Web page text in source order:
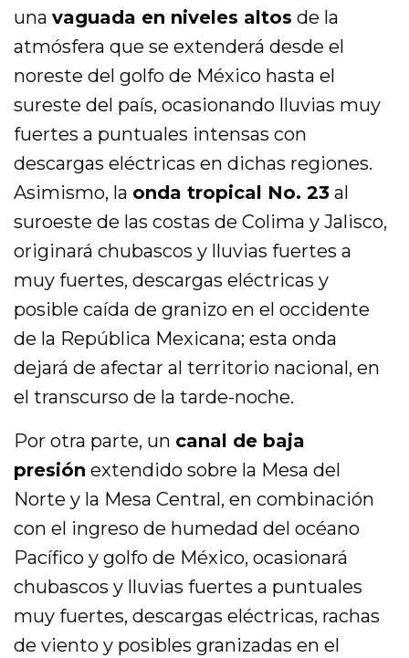
unavaguada en niveles altos de la
atmósfera que se extenderá desde el
noreste del golfo de México hasta el
sureste del país, ocasionando lluvias muy
fuertes a puntuales intensas con
descargas eléctricas en dichas regiones.
Asimismo, la onda tropical No. 23 al
suroeste de las costas de Colima y Jalisco,
originará chubascos y lluvias fuertes a
muy fuertes, descargas eléctricas y
posible caída de granizo en el occidente
de la República Mexicana; esta onda
dejará de afectar al territorio nacional, en
el transcurso de la tarde-noche.
Por otra parte, un canal de baja
presión extendido sobre la Mesa del
Norte y la Mesa Central, en combinación
con el ingreso de humedad del océano
Pacífico y golfo de México, ocasionará
chubascos y lluvias fuertes a puntuales
muy fuertes, descargas eléctricas, rachas
de viento y posibles granizadas en el